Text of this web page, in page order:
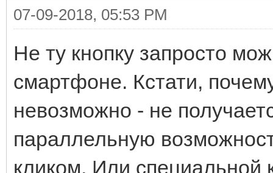
07-09-2018, 05:53 PM
Не ту кнопку запросто
смартфоне. Кстати,
невозможно - не
параллельную
кликом. Или специальной